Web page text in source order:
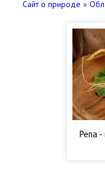
Сайт о природе »
Репа -